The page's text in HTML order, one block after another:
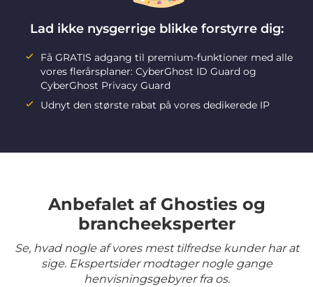
Lad ikke nysgerrige blikke forstyrre dig:
Få GRATIS adgang til premium-funktioner med alle
vores flerårsplaner: CyberGhost ID Guard og
CyberGhost Privacy Guard
Udnyt den største rabat på vores dedikerede IP
Anbefalet af Ghosties og
brancheeksperter
Se, hvad nogle af vores mest tilfredse kunder har at
sige. Ekspertsider modtager nogle gange
henvisningsgebyrer fra os.